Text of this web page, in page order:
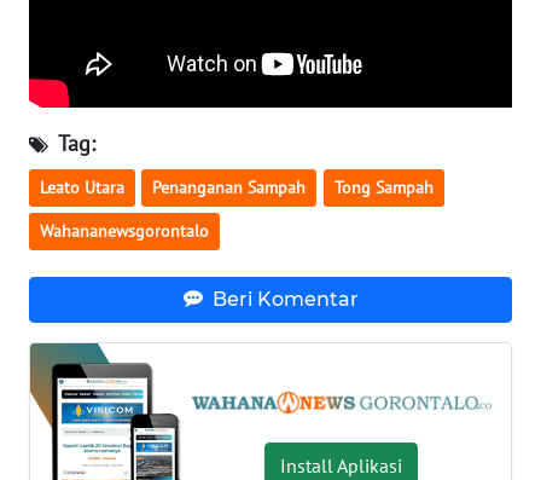
Tag:
Leato Utara Penanganan Sampah Tong Sampah
Wahananewsgorontalo
Beri Komentar
Install Aplikasi
SULTENG
WN
SULBAR
WN
BABEL
SUMBAR
WN
SUMSEL